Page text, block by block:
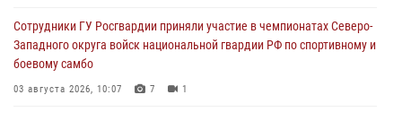
Сотрудники ГУ Росгвардии приняли участие в чемпионатах Северо-
Западного округа войск национальной гвардии РФ по спортивному и
боевому самбо
03 августа 2026, 10:07 7 1